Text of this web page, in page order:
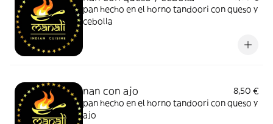
pan hecho en el horno tandoori con queso y
cebolla
nan con ajo
8,50 €
pan hecho en el horno tandoori con queso y
ajo